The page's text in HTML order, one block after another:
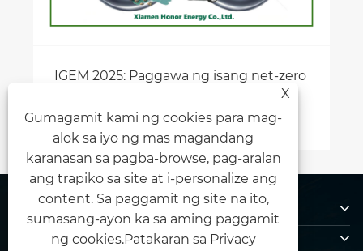
Tungkol sa amin
Mga produkto
X
Gumagamit kami ng cookies para mag-
alok sa iyo ng mas magandang
karanasan sa pagba-browse, pag-aralan
ang trapiko sa site at i-personalize ang
content. Sa paggamit ng site na ito,
sumasang-ayon ka sa aming paggamit
ng cookies.Patakaran sa Privacy